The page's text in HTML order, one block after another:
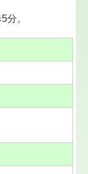
分。